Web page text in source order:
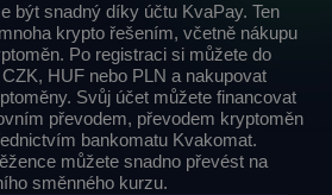
být snadný díky účtu KvaPay. Ten
krypto řešením, včetně nákupu
Po registraci si můžete do
HUF nebo PLN a nakupovat
Svůj účet můžete financovat
převodem, převodem kryptoměn
bankomatu Kvakomat.
můžete snadno převést na
směnného kurzu.